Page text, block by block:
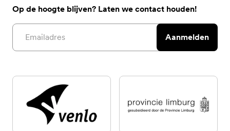
Op de hoogte blijven? Laten we contact houden!
Email address
Aanmelden